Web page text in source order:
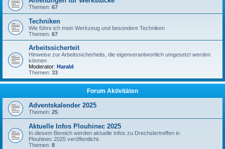
Themen: 67
Techniken
Wie führe ich mein Werkzeug und besondere Techniken
Themen: 67
Arbeitssicherteit
Hinweise zur Arbeitssicherheits, die eigenverantwortlich umgesetzt werden
können
Moderator: Harald
Themen: 33
Forum Aktivitäten
Adventskalender 2025
Themen: 25
Aktuelle Infos Plouhinec 2025
In diesem Bereich werden aktuelle Infos zu Drechslertreffen in
Plouhinec 2025 veröffentlicht.
Themen: 8